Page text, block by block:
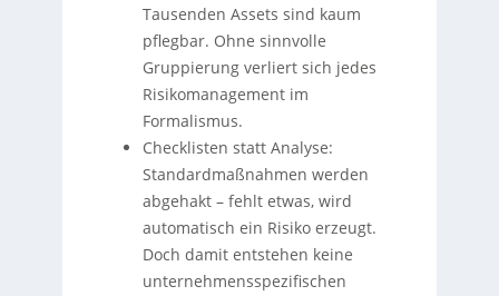
Tausenden Assets sind kaum
pflegbar. Ohne sinnvolle
Gruppierung verliert sich jedes
Risikomanagement im
Formalismus.
Checklisten statt Analyse:
Standardmaßnahmen werden
abgehakt – fehlt etwas, wird
automatisch ein Risiko erzeugt.
Doch damit entstehen keine
unternehmensspezifischen